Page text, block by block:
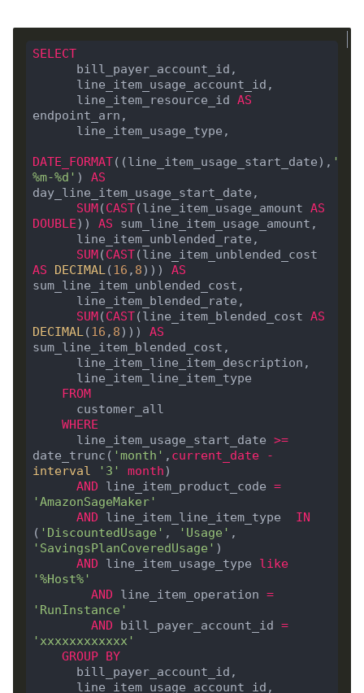
SELECT
      line_item_resource_id
AS
endpoint_arn,
DATE_FORMAT((line_item_usage_start_date), '%Y-
%m-%d' ) AS
day_line_item_usage_start_date,
SUM(CAST(line_item_usage_amount AS
DOUBLE)) AS sum_line_item_usage_amount,
SUM(CAST
AS
DECIMAL(16 , 8))) AS
sum_line_item_unblended_cost,
SUM(CAST(line_item_blended_cost AS
DECIMAL(16 , 8))) AS
sum_line_item_blended_cost,
FROM
WHERE
      line_item_usage_start_date
>=
date_trunc( 'month' , current_date
-
interval
'3' month)
AND line_item_product_code =
'AmazonSageMaker'
AND line_item_line_item_type IN
( 'DiscountedUsage' , 'Usage'
'SavingsPlanCoveredUsage' )
AND line_item_usage_type like
'%Host%'
AND line_item_operation =
'RunInstance'
AND bill_payer_account_id =
'xxxxxxxxxxxx'
GROUP BY